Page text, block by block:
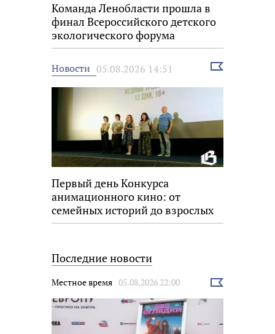
Команда Ленобласти прошла в
финал Всероссийского детского
экологического форума
Новости 05.08.2026 14:51
Выбрать
Первый день Конкурса
анимационного кино: от
семейных историй до взрослых
размышлений
Последние новости
Местное время 05.08.2026 22:00
Выбрать